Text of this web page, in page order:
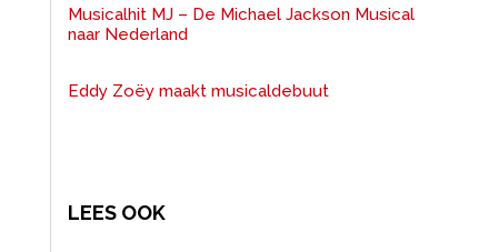
Musicalhit MJ – De Michael Jackson Musical
naar Nederland
Eddy Zoëy maakt musicaldebuut
LEES OOK